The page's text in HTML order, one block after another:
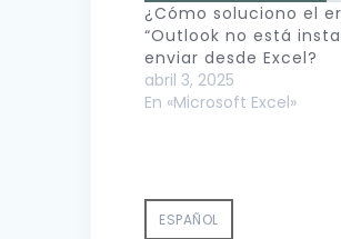
¿Cómo soluciono el
“Outlook no está
enviar desde Excel?
abril 3, 2025
En «Microsoft Excel»
ESPAÑOL